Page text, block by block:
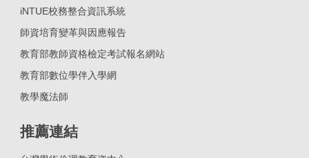
iNTUE校務整合資訊系統
師資培育變革與因應報告
教育部教師資格檢定考試報名網站
教育部數位學伴入學網
教學魔法師
推薦連結